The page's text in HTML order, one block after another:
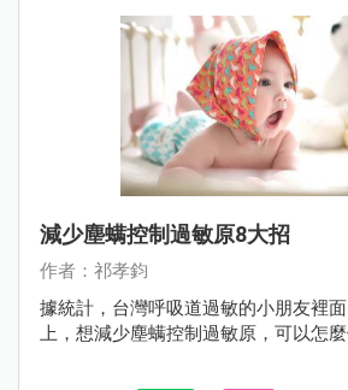
減少塵螨控制過敏原8大招
作者：祁孝鈞
據統計，台灣呼吸道過敏的小朋友裡
上，想減少塵螨控制過敏原，可以怎麼